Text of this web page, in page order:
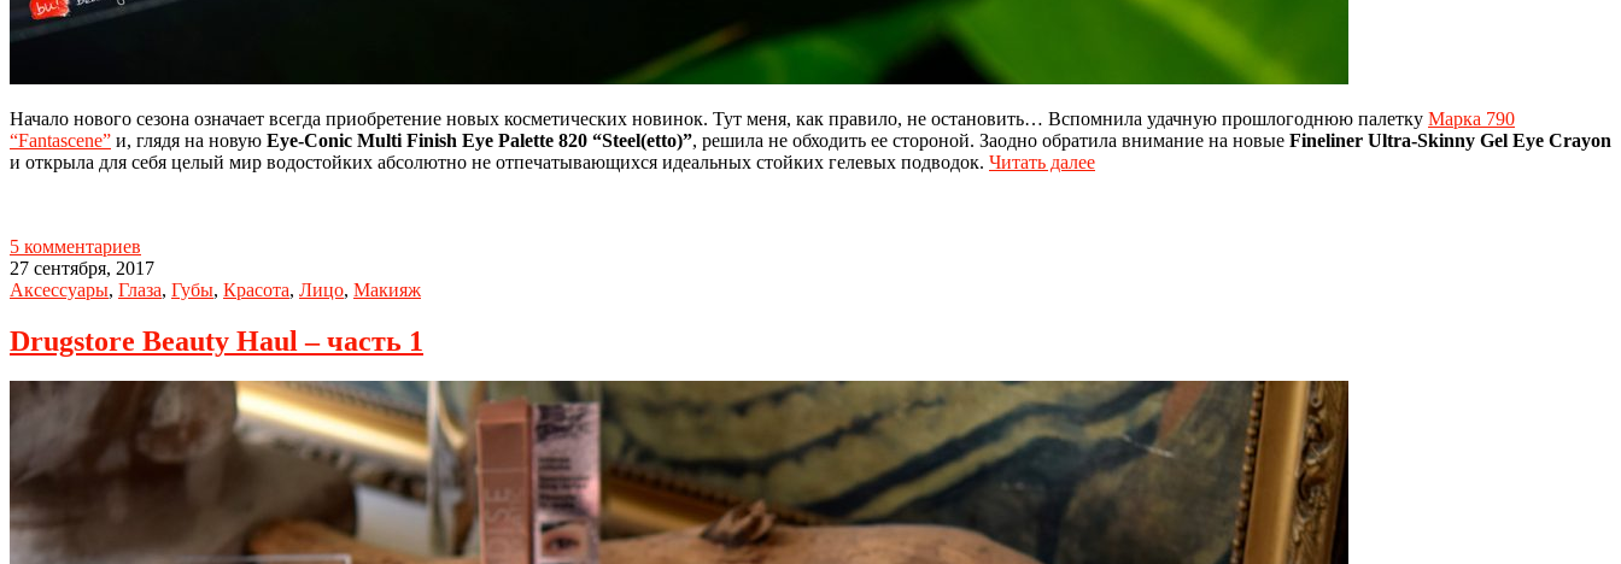
Начало нового сезона означает всегда приобретение новых косметических новинок. Тут меня, как правило, не остановить… Вспомнила удачную прошлогоднюю палетку Марка 790
“Fantascene” и, глядя на новую Eye-Conic Multi Finish Eye Palette 820 “Steel(etto)”, решила не обходить ее стороной. Заодно обратила внимание на новые Fineliner Ultra-Skinny Gel Eye Crayon
и открыла для себя целый мир водостойких абсолютно не отпечатывающихся идеальных стойких гелевых подводок. Читать далее
5 комментариев
27 сентября, 2017
Аксессуары, Глаза, Губы, Красота, Лицо, Макияж
Drugstore Beauty Haul – часть 1